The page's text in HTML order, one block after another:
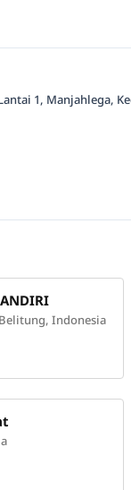
1, Manjahlega,
Indonesia